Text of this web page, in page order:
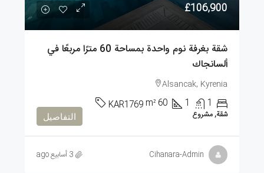
£106,900
شقة بغرفة نوم واحدة بمساحة 60 مترًا مربعًا في
ألسانجاك
Alsancak, Kyrenia
1
1
60
m²
KAR1769
شقة, مشروع التفاصيل
Cihanara-Admin 3 أسابيع ago